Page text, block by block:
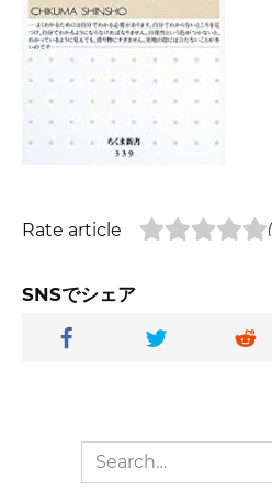
Rate article
SNSでシェア
Search
for: